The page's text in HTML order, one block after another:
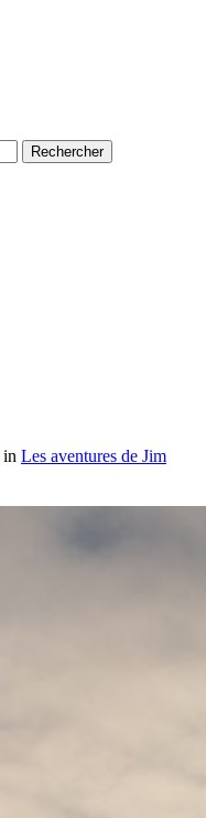
in Les aventures de Jim